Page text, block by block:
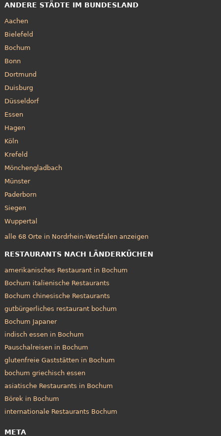
ANDERE STÄDTE IM BUNDESLAND
Aachen
Bielefeld
Bochum
Bonn
Dortmund
Duisburg
Düsseldorf
Essen
Hagen
Köln
Krefeld
Mönchengladbach
Münster
Paderborn
Siegen
Wuppertal
alle 68 Orte in Nordrhein-Westfalen anzeigen
RESTAURANTS NACH LÄNDERKÜCHEN
amerikanisches Restaurant in Bochum
Bochum italienische Restaurants
Bochum chinesische Restaurants
gutbürgerliches restaurant bochum
Bochum Japaner
indisch essen in Bochum
Pauschalreisen in Bochum
glutenfreie Gaststätten in Bochum
bochum griechisch essen
asiatische Restaurants in Bochum
Börek in Bochum
internationale Restaurants Bochum
META